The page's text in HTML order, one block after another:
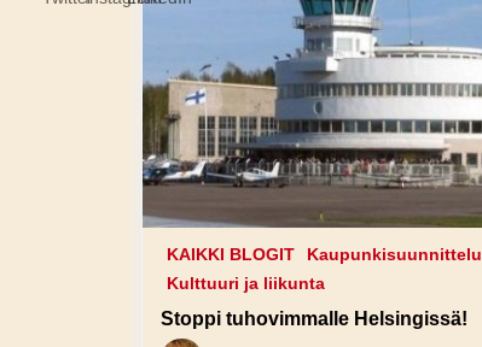
KAIKKI BLOGIT
Kaupunkisuunnittelu
Kulttuuri ja liikunta
Stoppi tuhovimmalle Helsingissä!